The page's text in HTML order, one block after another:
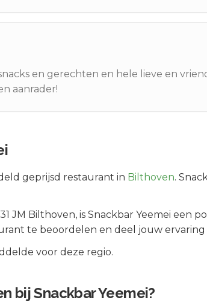
en gerechten en hele lieve en
aanrader!
geprijsd restaurant in Bilthoven.
JM Bilthoven, is Snackbar Yeemei een
te beoordelen en deel jouw
voor deze regio.
bijSnackbar Yeemei?